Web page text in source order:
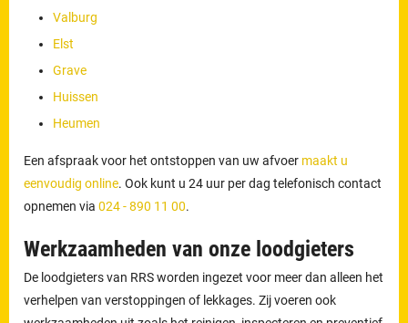
Valburg
Elst
Grave
Huissen
Heumen
Een afspraak voor het ontstoppen van uw afvoer maakt u
eenvoudig online. Ook kunt u 24 uur per dag telefonisch contact
opnemen via024 - 890 11 00.
Werkzaamheden van onze loodgieters
De loodgieters van RRS worden ingezet voor meer dan alleen het
verhelpen van verstoppingen of lekkages. Zij voeren ook